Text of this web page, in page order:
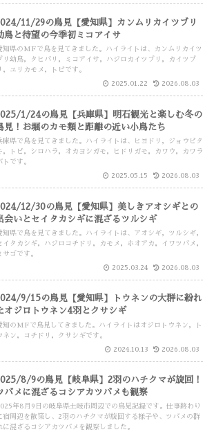
11/29の鳥見【愛知県】カンムリカイツブリ
鳥と待望の今季初ミコアイサ
知県のMFで鳥を見てきました。ハイライトは、カンムリカイツ
リ幼鳥，タヒバリ，ミコアイサ，ハジロカイツブリ，カイツブ
，ユリカモメ，トビです。
2025.01.22 2026.08.03
1/24の鳥見【兵庫県】明石観光と楽しむ冬の
見！お堀のカモ類と距離の近い小鳥たち
庫県で鳥を見てきました。ハイライトは、ヒヨドリ，ジョウビタ
，トビ，シロハラ，オカヨシガモ，ヒドリガモ，カワウ，カワラ
トです。
2025.05.15 2026.08.03
12/30の鳥見【愛知県】美しきアオシギとの
会いとセイタカシギに混ざるツルシギ
知県で鳥を見てきました。ハイライトは、アオシギ，ツルシギ，
イタカシギ，ハジロコチドリ，カモメ，ホオアカ，イワツバメ，
サゴです。
2025.03.24 2026.08.03
9/15の鳥見【愛知県】トウネンの大群に紛れ
オジロトウネン4羽とクサシギ
知のMFで鳥見してきました。ハイライトはオジロトウネン，ト
ネン，コチドリ，クサシギです。
2024.10.13 2026.08.03
8/9の鳥見【岐阜県】2羽のハチクマが旋回！
バメに混ざるコシアカツバメも観察
年8月9日の岐阜県土岐市周辺での鳥見記録です。仕事終わり
宿周辺を散策し、2羽のハチクマが旋回する様子や、ツバメの群
に混ざるコシアカツバメを観察しました。